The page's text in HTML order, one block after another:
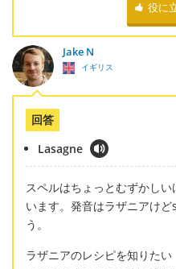
役に
Jake N
イギリス
回答
Lasagne
スペルはちょっとむずかし
います。発音はラザニアけ
う。
ラザニアのレシピを知りたい